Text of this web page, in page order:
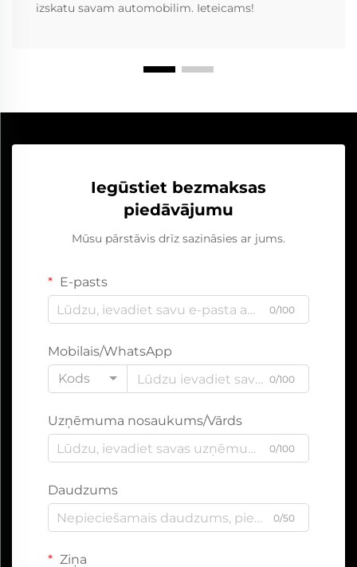
izskatu savam automobilim. Ieteicams!
Iegūstiet bezmaksas
piedāvājumu
Mūsu pārstāvis drīz sazināsies ar jums.
E-pasts
0/100
Mobilais/WhatsApp
Kods
0/100
Uzņēmuma nosaukums/Vārds
0/100
Daudzums
0/50
Ziņa